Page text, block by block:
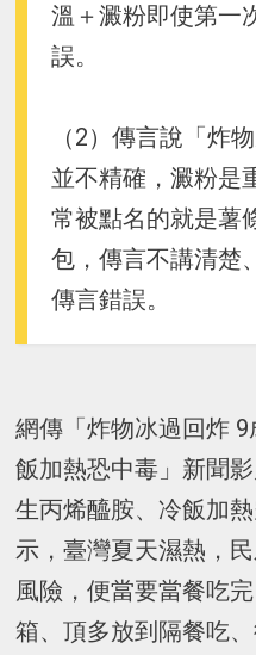
溫＋澱粉即使第一
誤。
（2）傳言說「炸
並不精確，澱粉是
常被點名的就是薯
包，傳言不講清楚
傳言錯誤。
網傳「炸物冰過回炸
飯加熱恐中毒」新聞
生丙烯醯胺、冷飯加
示，臺灣夏天濕熱，
風險，便當要當餐吃
箱、頂多放到隔餐吃